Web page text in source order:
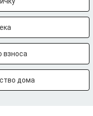
взноса
дома